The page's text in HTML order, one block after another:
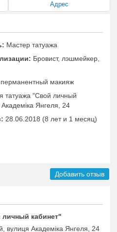
Адрес
Мастер татуажа
Бровист, лэшмейкер,
перманентный макияж
татуажа "Свой личный
Янгеля, 24
28.06.2018 (8 лет и 1 месяц)
Добавить отзыв
личный кабинет"
вулиця Академіка Янгеля, 24